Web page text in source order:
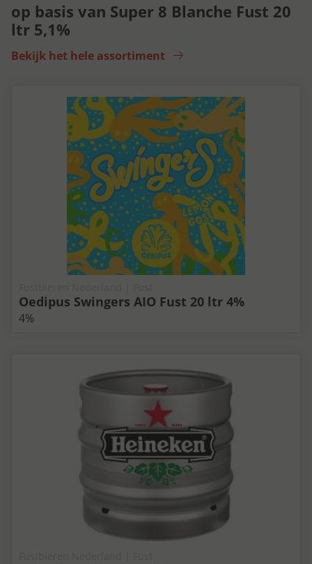
op basis van Super 8 Blanche Fust 20
ltr 5,1%
Bekijk het hele assortiment
Oedipus Swingers AIO Fust 20 ltr 4%
4%